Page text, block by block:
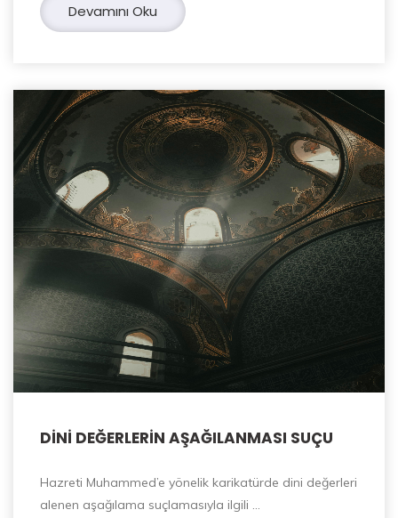
Devamını Oku
DİNİ DEĞERLERİN AŞAĞILANMASI SUÇU
Hazreti Muhammed’e yönelik karikatürde dini değerleri
alenen aşağılama suçlamasıyla ilgili …